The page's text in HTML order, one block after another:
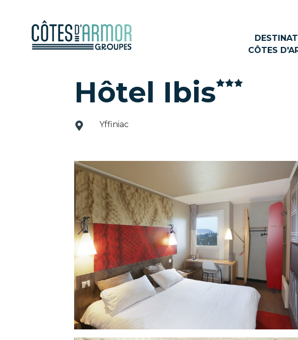
CÔTES
Hôtel Ibis
Yffiniac